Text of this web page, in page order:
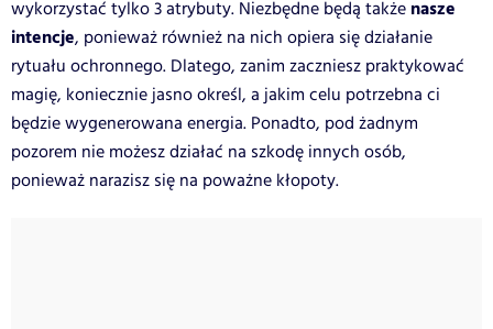
wykorzystać tylko 3 atrybuty. Niezbędne będą także nasze
intencje, ponieważ również na nich opiera się działanie
rytuału ochronnego. Dlatego, zanim zaczniesz praktykować
magię, koniecznie jasno określ, a jakim celu potrzebna ci
będzie wygenerowana energia. Ponadto, pod żadnym
pozorem nie możesz działać na szkodę innych osób,
ponieważ narazisz się na poważne kłopoty.